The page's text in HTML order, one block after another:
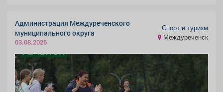
Администрация Междуреченского
муниципального округа
03.08.2026
Спорт и туризм
Междуреченск